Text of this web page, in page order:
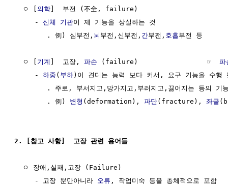
  ㅇ [
의학]  부전 (不全, failure)
     -
신체 기관이 제 기능을 상실하는 것
        . 例) 심부전,
뇌 부전,신부전, 간부전, 호흡부전 등
  ㅇ [
기계 ]  고장, 파손 (failure)                 ☞
     -
하중 ( 부하)이 견디는 능력 보다 커서, 요구 기능을 수행
. 주로, 부서지고,망가지고,부러지고,끓어지는 등의 기
        . 例)
변형 (deformation), 파단(fracture), 좌굴
2. [참고 사항]  고장 관련 용어들
  ㅇ 장애,실패,고장 (Failure)
     - 고장 뿐만아니라
오류 , 작업미숙 등을 총체적으로 포함